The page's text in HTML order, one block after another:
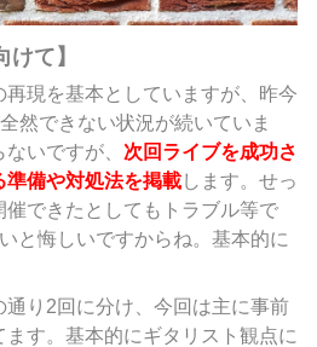
けて】
再現を基本としていますが、昨今
然できない状況が続いていま
いですが、 次回ライブを成功さ
準備や対処法を掲載します。せっ
できたとしてもトラブル等で
と悔しいですからね。基本的に
通り2回に分け、今回は主に事前
す。基本的にギタリスト観点に